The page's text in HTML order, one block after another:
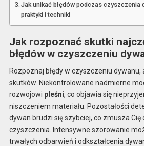
Jak unikać błędów podczas czyszczenia
praktyki i techniki
Jak rozpoznać skutki
błędów w czyszczeniu
Rozpoznaj błędy w czyszczeniu
skutków. Niekontrolowane nadmierne
rozwojowi pleśni, co objawia się
niszczeniem materiału. Pozostałości
dywan brudzi się szybciej, co zmusza Cię
czyszczenia. Intensywne szorowanie
trwałych odbarwień i odkształcenia